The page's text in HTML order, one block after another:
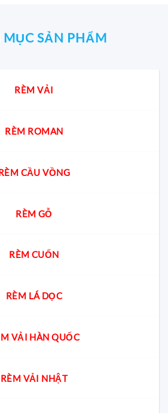
SẢN PHẨM
RÈM VẢI
RÈM ROMAN
CẦU VỒNG
RÈM GỖ
RÈM CUỐN
RÈM LÁ DỌC
VẢI HÀN QUỐC
RÈM VẢI NHẬT